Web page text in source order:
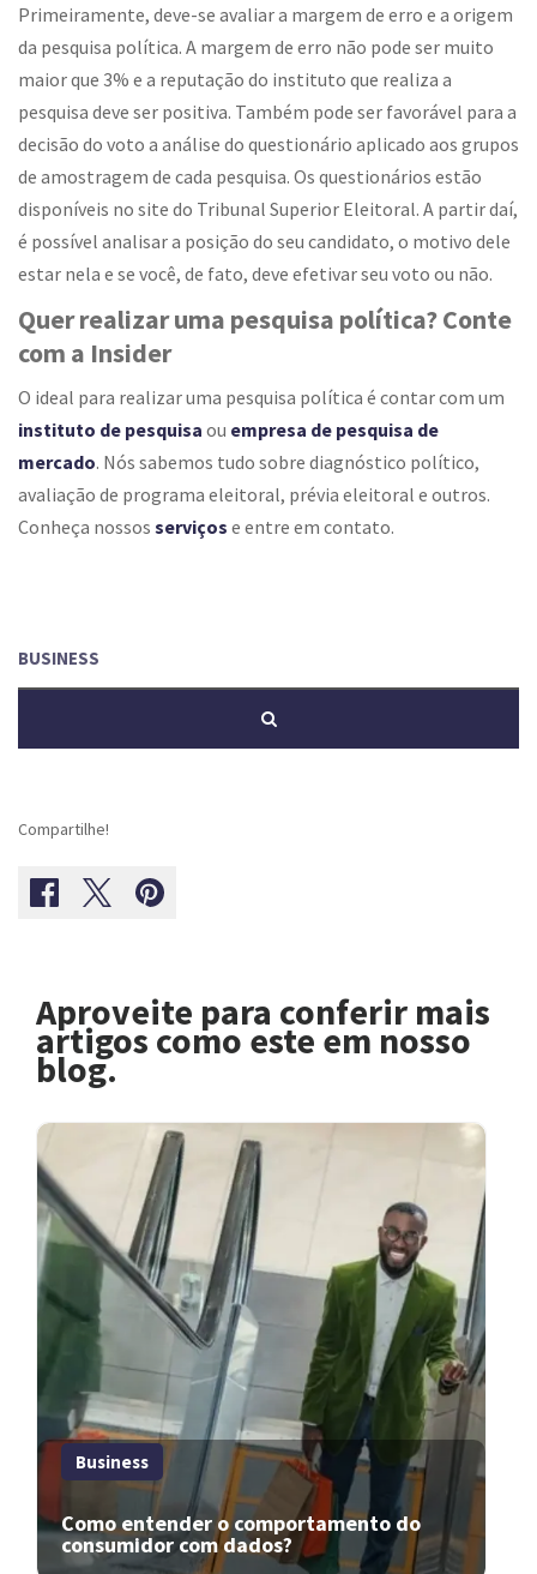
Primeiramente, deve-se avaliar a margem de erro e a origem
da pesquisa política. A margem de erro não pode ser muito
maior que 3% e a reputação do instituto que realiza a
pesquisa deve ser positiva. Também pode ser favorável para a
decisão do voto a análise do questionário aplicado aos grupos
de amostragem de cada pesquisa. Os questionários estão
disponíveis no site do Tribunal Superior Eleitoral. A partir daí,
é possível analisar a posição do seu candidato, o motivo dele
estar nela e se você, de fato, deve efetivar seu voto ou não.
Quer realizar uma pesquisa política? Conte
com a Insider
O ideal para realizar uma pesquisa política é contar com um
instituto de pesquisa ou empresa de pesquisa de
mercado. Nós sabemos tudo sobre diagnóstico político,
avaliação de programa eleitoral, prévia eleitoral e outros.
Conheça nossos serviços e entre em contato.
Compartilhe!
Aproveite para conferir mais
artigos como este em nosso
blog.
Business
Como entender o comportamento do
consumidor com dados?